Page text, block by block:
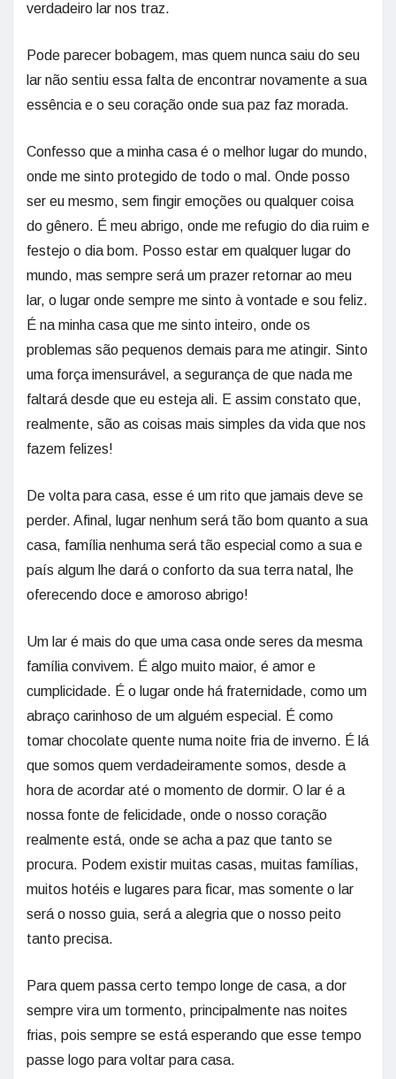
verdadeiro lar nos traz.
Pode parecer bobagem, mas quem nunca saiu do seu
lar não sentiu essa falta de encontrar novamente a sua
essência e o seu coração onde sua paz faz morada.
Confesso que a minha casa é o melhor lugar do mundo,
onde me sinto protegido de todo o mal. Onde posso
ser eu mesmo, sem fingir emoções ou qualquer coisa
do gênero. É meu abrigo, onde me refugio do dia ruim e
festejo o dia bom. Posso estar em qualquer lugar do
mundo, mas sempre será um prazer retornar ao meu
lar, o lugar onde sempre me sinto à vontade e sou feliz.
É na minha casa que me sinto inteiro, onde os
problemas são pequenos demais para me atingir. Sinto
uma força imensurável, a segurança de que nada me
faltará desde que eu esteja ali. E assim constato que,
realmente, são as coisas mais simples da vida que nos
fazem felizes!
De volta para casa, esse é um rito que jamais deve se
perder. Afinal, lugar nenhum será tão bom quanto a sua
casa, família nenhuma será tão especial como a sua e
país algum lhe dará o conforto da sua terra natal, lhe
oferecendo doce e amoroso abrigo!
Um lar é mais do que uma casa onde seres da mesma
família convivem. É algo muito maior, é amor e
cumplicidade. É o lugar onde há fraternidade, como um
abraço carinhoso de um alguém especial. É como
tomar chocolate quente numa noite fria de inverno. É lá
que somos quem verdadeiramente somos, desde a
hora de acordar até o momento de dormir. O lar é a
nossa fonte de felicidade, onde o nosso coração
realmente está, onde se acha a paz que tanto se
procura. Podem existir muitas casas, muitas famílias,
muitos hotéis e lugares para ficar, mas somente o lar
será o nosso guia, será a alegria que o nosso peito
tanto precisa.
Para quem passa certo tempo longe de casa, a dor
sempre vira um tormento, principalmente nas noites
frias, pois sempre se está esperando que esse tempo
passe logo para voltar para casa.